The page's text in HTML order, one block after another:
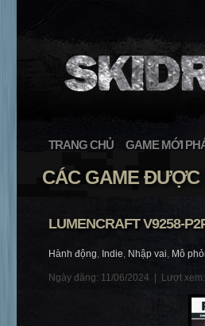
TRANG CHỦ GAME MỚI
CÁC GAME ĐƯỢC
LUMENCRAFT V9258-
Hành động, Indie, Nhập vai, Mô
Ngày đăng: 11/06/2024 | Lượt